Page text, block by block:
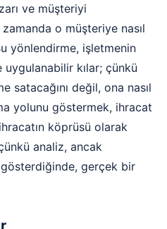
ve müşteriyi
o müşteriye nasıl
yönlendirme, işletmenin
uygulanabilir kılar; çünkü
satacağını değil, ona nasıl
yolunu göstermek, ihracat
köprüsü olarak
analiz, ancak
gerçek bir